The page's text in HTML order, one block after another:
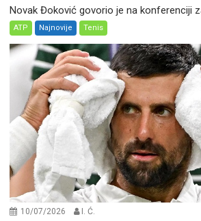
Novak Đoković govorio je na konferenciji
ATP Najnovije Tenis
10/07/2026 I. Ć.